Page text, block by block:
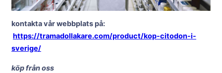
kontakta vår webbplats på:
https://tramadollakare.com/product/kop-citodon-i-
sverige/
köp från oss